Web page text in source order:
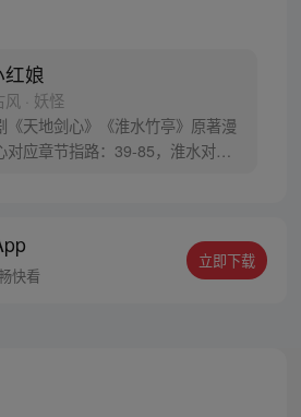
娘
风 · 妖怪
《天地剑心》《淮水竹亭》原著漫
对应章节指路：39-85，淮水对应
快看
立即下载